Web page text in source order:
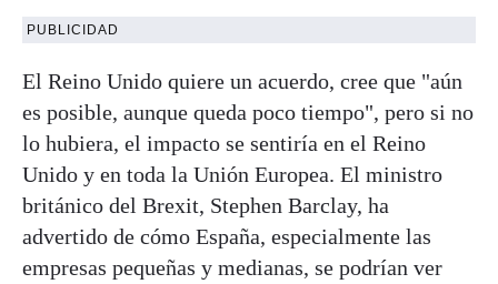
PUBLICIDAD
El Reino Unido quiere un acuerdo, cree que "aún
es posible, aunque queda poco tiempo", pero si no
lo hubiera, el impacto se sentiría en el Reino
Unido y en toda la Unión Europea. El ministro
británico del Brexit, Stephen Barclay, ha
advertido de cómo España, especialmente las
empresas pequeñas y medianas, se podrían ver